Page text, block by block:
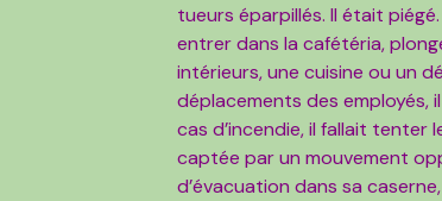
tueurs éparpillés. Il était
entrer dans la cafétéria,
intérieurs, une cuisine ou un
déplacements des employés,
cas d’incendie, il fallait tenter
captée par un mouvement
d’évacuation dans sa